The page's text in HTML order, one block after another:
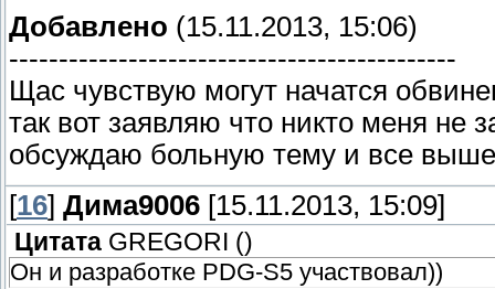
Добавлено (15.11.2013, 15:06)
---------------------------------------------
Щас чувствую могут начатся
так вот заявляю что никто меня не
обсуждаю больную тему и все
[16] Дима9006 [15.11.2013, 15:09]
Цитата GREGORI ()
Он и разработке PDG-S5 участвовал))